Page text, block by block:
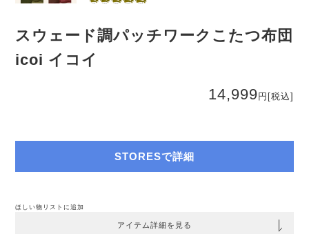
スウェード調パッチワークこたつ布団
icoi イコイ
14,999 円 [税込]
STORESで詳細
ほしい物リストに追加
アイテム詳細を見る